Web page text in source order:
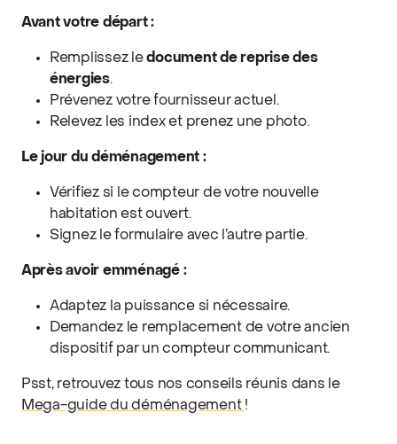
Avant votre départ :
Remplissez ledocument de reprise des
énergies.
Prévenez votre fournisseur actuel.
Relevez les index et prenez une photo.
Le jour du déménagement :
Vérifiez si le compteur de votre nouvelle
habitation est ouvert.
Signez le formulaire avec l’autre partie.
Après avoir emménagé :
Adaptez la puissance si nécessaire.
Demandez le remplacement de votre ancien
dispositif par un compteur communicant.
Psst, retrouvez tous nos conseils réunis dans le
Mega-guide du déménagement !